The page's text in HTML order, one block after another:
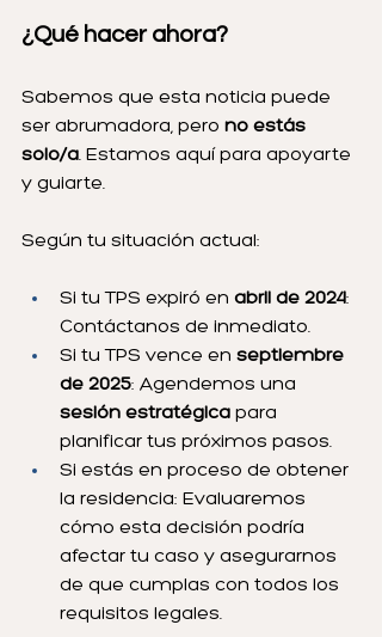
¿Qué hacer ahora?
Sabemos que esta noticia puede
ser abrumadora, pero no estás
solo/a. Estamos aquí para apoyarte
y guiarte.
Según tu situación actual:
Si tu TPS expiró en abril de 2024:
Contáctanos de inmediato.
Si tu TPS vence en septiembre
de 2025: Agendemos una
sesión estratégica para
planificar tus próximos pasos.
Si estás en proceso de obtener
la residencia: Evaluaremos
cómo esta decisión podría
afectar tu caso y asegurarnos
de que cumplas con todos los
requisitos legales.